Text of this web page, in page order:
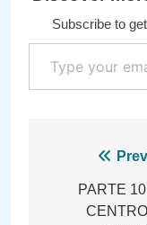
Subscribe to
Type your email…
PARTE